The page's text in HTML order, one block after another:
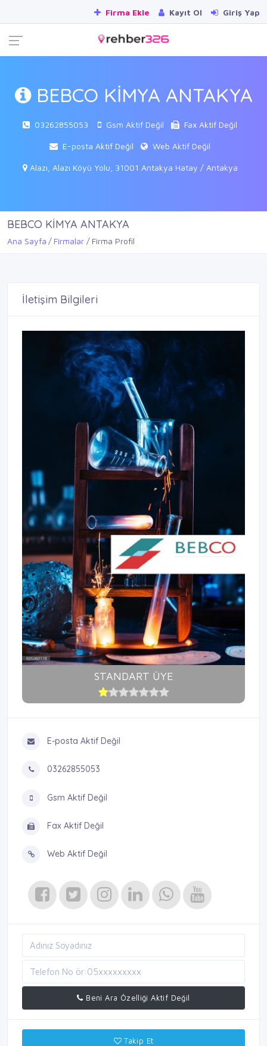
Firma Ekle Kayıt Ol Giriş Yap
BEBCO KİMYA ANTAKYA
03262855053 Gsm Aktif Değil Fax Aktif Değil
E-posta Aktif Değil Web Aktif Değil
Alazı, Alazı Köyü Yolu, 31001 Antakya Hatay / Antakya
BEBCO KİMYA ANTAKYA
Ana Sayfa Firmalar Firma Profil
İletişim Bilgileri
STANDART ÜYE
E-posta Aktif Değil
03262855053
Gsm Aktif Değil
Fax Aktif Değil
Web Aktif Değil
Beni Ara Özelliği Aktif Değil
Takip Et